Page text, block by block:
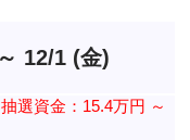
12/1 (金)
抽選資金：15.4万円 ～